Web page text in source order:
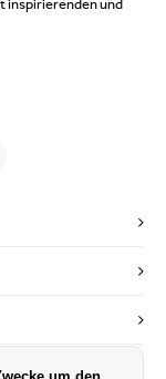
inspirierenden und